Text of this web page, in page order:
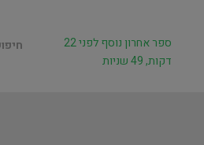
ספר אחרון נוסף לפני 22
דקות, 49 שניות